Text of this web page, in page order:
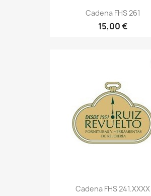
Cadena FHS 261
15,00 €
Cadena FHS 241.XXXX